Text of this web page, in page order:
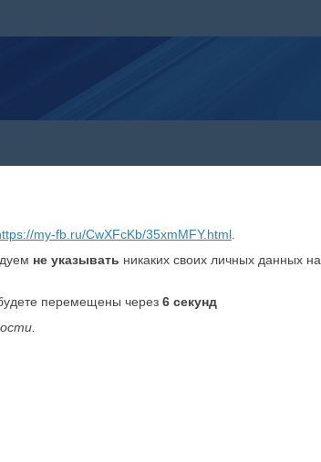
my-fb.ru/CwXFcKb/35xmMFY.html.
не указывать никаких своих личных данных на
перемещены через 6секунд